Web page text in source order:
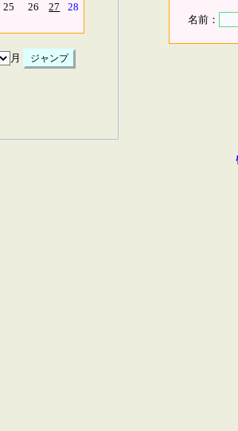
25 26 27
28
月
名前：